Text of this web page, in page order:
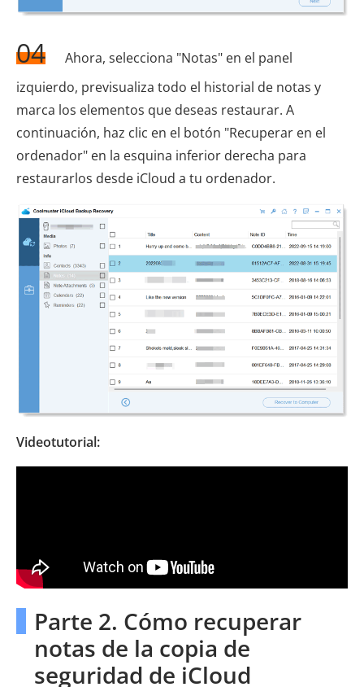
04
Ahora, selecciona "Notas" en el panel
izquierdo, previsualiza todo el historial de notas y
marca los elementos que deseas restaurar. A
continuación, haz clic en el botón "Recuperar en el
ordenador" en la esquina inferior derecha para
restaurarlos desde iCloud a tu ordenador.
Videotutorial:
Parte 2. Cómo recuperar
notas de la copia de
seguridad de iCloud